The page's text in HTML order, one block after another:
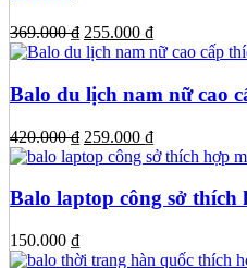
369.000₫ Giá
gốc
369.000 ₫.
255.000 ₫Giá
hiện
là:
255.000 ₫.
Balo du lịch nam nữ cao
420.000₫ Giá
gốc
420.000 ₫.
259.000 ₫Giá
hiện
là:
259.000 ₫.
Balo laptop công sở thích
150.000 ₫